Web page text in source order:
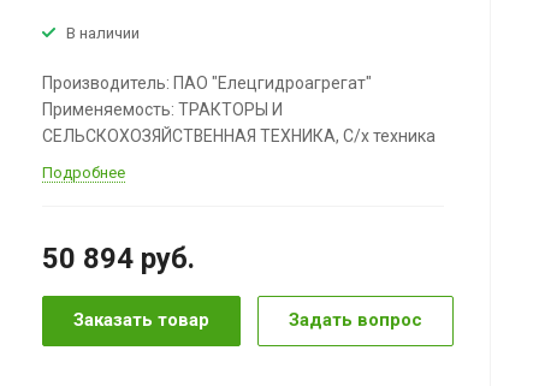
В наличии
Производитель: ПАО "Елецгидроагрегат"
Применяемость: ТРАКТОРЫ И
СЕЛЬСКОХОЗЯЙСТВЕННАЯ ТЕХНИКА, С/х техника
Подробнее
50 894 руб.
Заказать товар Задать вопрос